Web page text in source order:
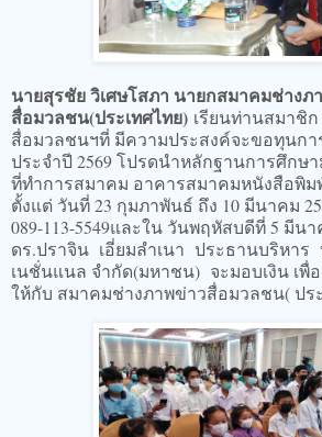
นายสุรชัย วิเศษโสภา นายกสมาคมช่างภ
สื่อมวลชน(ประเทศไทย) เรียนท่านสมาชิ
สื่อมวลชนฯที่ มีความประสงค์จะขอทุนกา
ประจำปี 2569 โปรดนำหลักฐานการศึก
ที่ทำการสมาคม อาคารสมาคมหนังสือพิ
ตั้งแต่ วันที่ 23 กุมภาพันธ์ ถึง 10 มีนาคม
089-113-5549และใน วันพฤหัสบดีที่ 5 มีน
ดร.ปราจิน เอี่ยมลำเนา ประธานบริหาร
เนชั่นแนล จำกัด(มหาชน) จะมอบเงิน เพื่
ให้กับ สมาคมช่างภาพข่าวสื่อมวลชน( ปร